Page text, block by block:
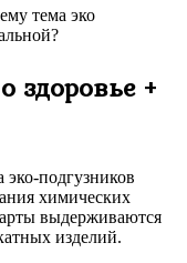
тема эко
здоровье +
эко-подгузников
химических
выдерживаются
изделий.